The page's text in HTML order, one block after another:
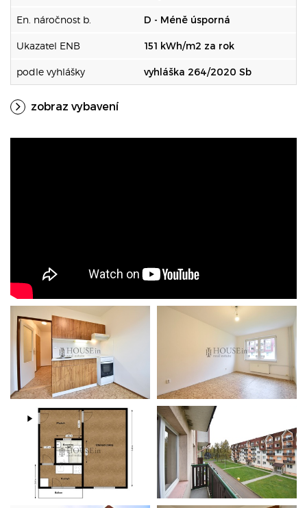
En. náročnost b. D - Méně úsporná
Ukazatel ENB 151 kWh/m2 za rok
podle vyhlášky vyhláška 264/2020 Sb
zobraz vybavení